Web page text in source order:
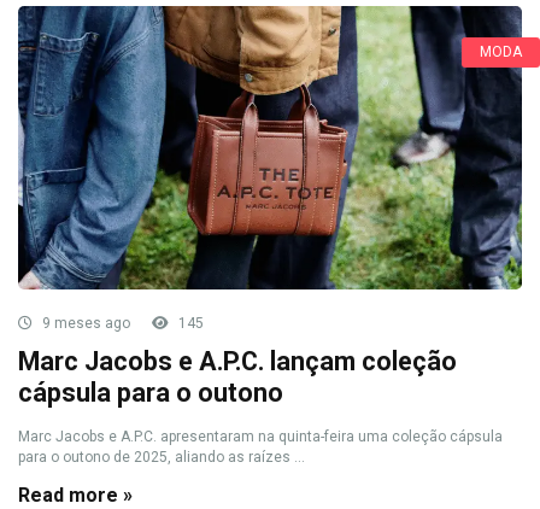
MODA
9 meses ago 145
Marc Jacobs e A.P.C. lançam coleção
cápsula para o outono
Marc Jacobs e A.P.C. apresentaram na quinta-feira uma coleção cápsula
para o outono de 2025, aliando as raízes ...
Read more »